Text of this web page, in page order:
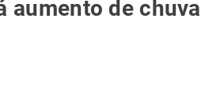
aumento de